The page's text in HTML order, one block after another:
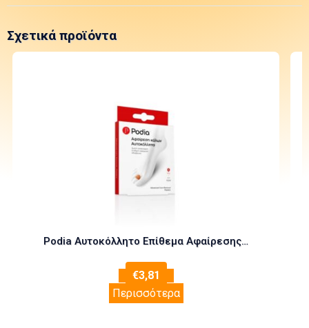
Σχετικά προϊόντα
Podia Αυτοκόλλητο Επίθεμα Αφαίρεσης Κάλων 6τεμάχια
€3,81
Περισσότερα